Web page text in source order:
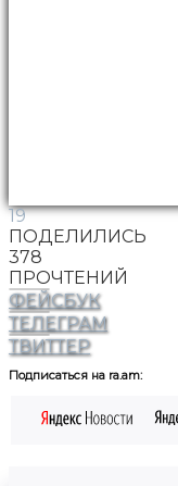
19
ПОДЕЛИЛИСЬ
378
ПРОЧТЕНИЙ
ФЕЙСБУК
ТЕЛЕГРАМ
ТВИТТЕР
Подписаться на ra.am: